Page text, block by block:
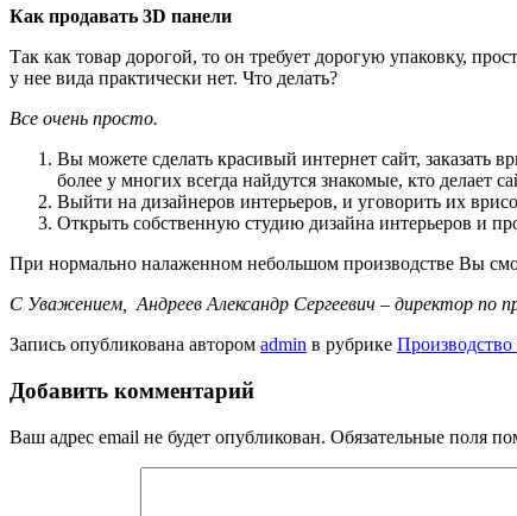
Как продавать 3D панели
Так как товар дорогой, то он требует дорогую упаковку,
у нее вида практически нет. Что делать?
Все очень просто.
Вы можете сделать красивый интернет сайт, заказать
более у многих всегда найдутся знакомые, кто делает
Выйти на дизайнеров интерьеров, и уговорить их
Открыть собственную студию дизайна интерьеров и
При нормально налаженном небольшом производстве Вы
С Уважением, Андреев Александр Сергеевич – директор по
Запись опубликована автором admin в рубрике Производство
Добавить комментарий
Ваш адрес email не будет опубликован. Обязательные поля